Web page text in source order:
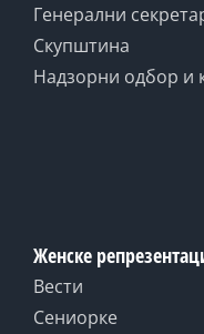
Генерални
Скупштина
Надзорни одбор и
Женске
Вести
Сениорке